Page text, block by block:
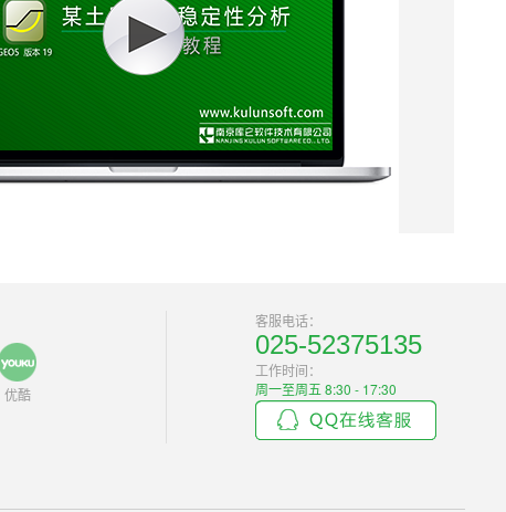
优酷
客服电话：
025-52375135
工作时间：
周一至周五 8:30 - 17:30